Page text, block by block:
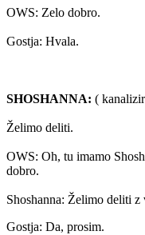
OWS: Zelo dobro.
Gostja: Hvala.
SHOSHANNA: (
Želimo deliti.
OWS: Oh, tu imamo
dobro.
Shoshanna: Želimo deliti z
Gostja: Da, prosim.